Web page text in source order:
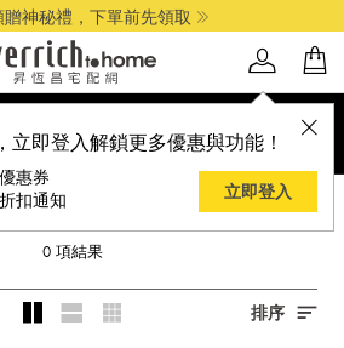
神秘禮，下單前先領取
立即登入解鎖更多優惠與功能！
惠券
扣通知
立即登入
台達電
0 項結果
排序